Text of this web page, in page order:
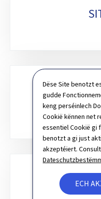
Dëse Site benotzt
gudde
keng perséinlech
Cookië kënnen net
essentiel Cookië
benotzt a gi just
akzeptéiert.
ECH